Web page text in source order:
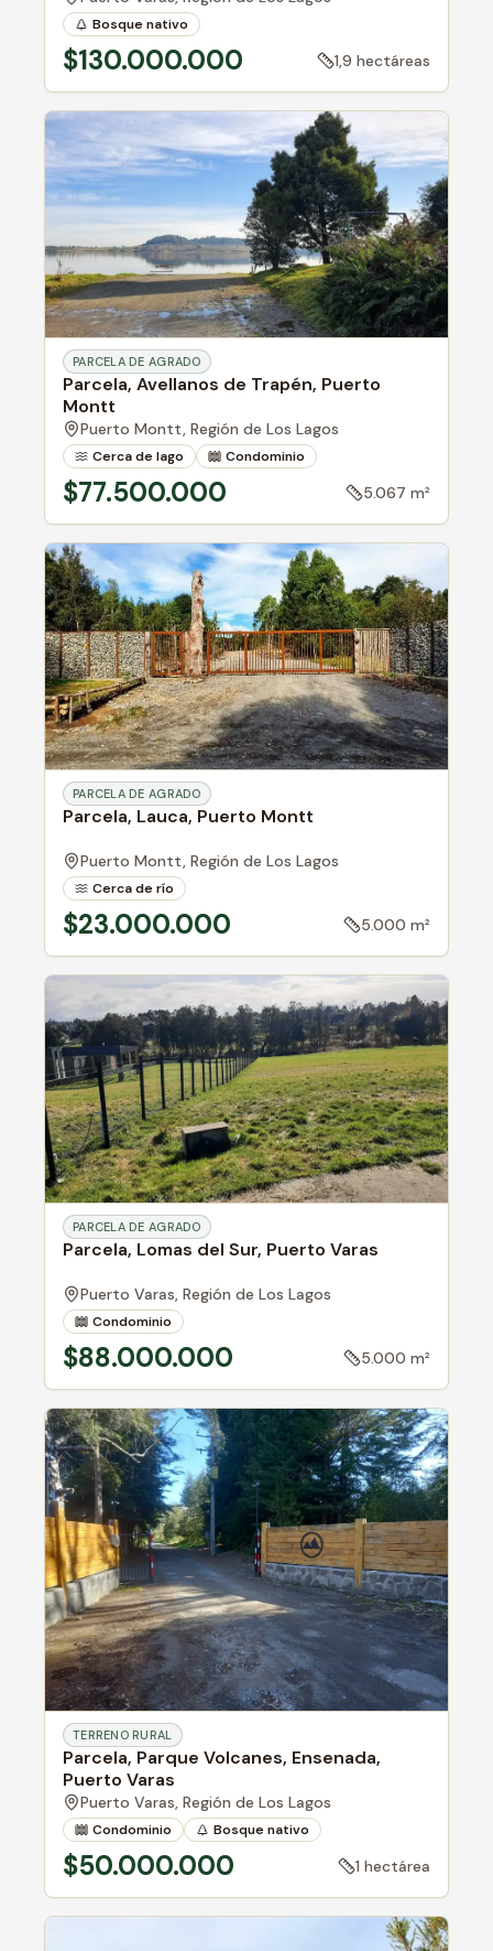
Bosque nativo
$130.000.000 1,9 hectáreas
PARCELA DE AGRADO
Parcela, Avellanos de Trapén, Puerto
Montt
Puerto Montt, Región de Los Lagos
Cerca de lago Condominio
$77.500.000 5.067 m²
PARCELA DE AGRADO
Parcela, Lauca, Puerto Montt
Puerto Montt, Región de Los Lagos
Cerca de río
$23.000.000 5.000 m²
PARCELA DE AGRADO
Parcela, Lomas del Sur, Puerto Varas
Puerto Varas, Región de Los Lagos
Condominio
$88.000.000 5.000 m²
TERRENO RURAL
Parcela, Parque Volcanes, Ensenada,
Puerto Varas
Puerto Varas, Región de Los Lagos
Condominio Bosque nativo
$50.000.000 1 hectárea